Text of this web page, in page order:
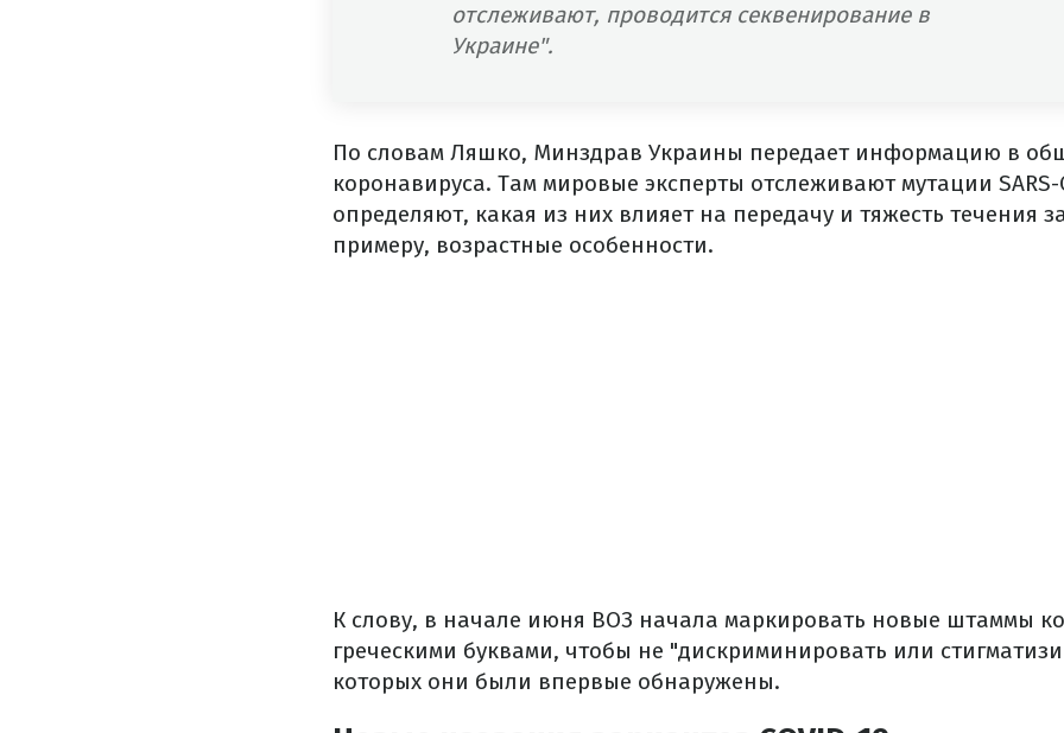
отслеживают, проводится секвенирование в
Украине".
По словам Ляшко, Минздрав Украины передает информацию в
коронавируса. Там мировые эксперты отслеживают мутации SARS-
определяют, какая из них влияет на передачу и тяжесть течения
примеру, возрастные особенности.
К слову, в начале июня ВОЗ начала маркировать новые штаммы
греческими буквами, чтобы не "дискриминировать или
которых они были впервые обнаружены.